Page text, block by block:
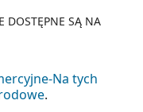
DOSTĘPNE SĄ NA
Na tych
.